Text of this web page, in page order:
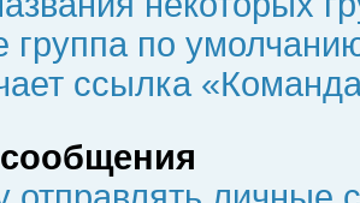
группа по
ссылка